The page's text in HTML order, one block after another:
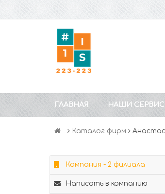
ГЛАВНАЯ НАШИ
Каталог фирм
Компания - 2 филиала
Написать в компанию